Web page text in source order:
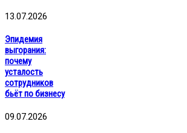
13.07.2026
Эпидемия
выгорания:
почему
усталость
сотрудников
бьёт по бизнесу
09.07.2026